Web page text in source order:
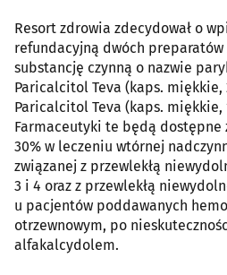
Resort zdrowia zdecydował o
refundacyjną dwóch preparatów
substancję czynną o nazwie
Paricalcitol Teva (kaps. miękkie,
Paricalcitol Teva (kaps. miękkie,
Farmaceutyki te będą dostępne
30% w leczeniu wtórnej
związanej z przewlekłą
3 i 4 oraz z przewlekłą
u pacjentów poddawanych
otrzewnowym, po
alfakalcydolem.